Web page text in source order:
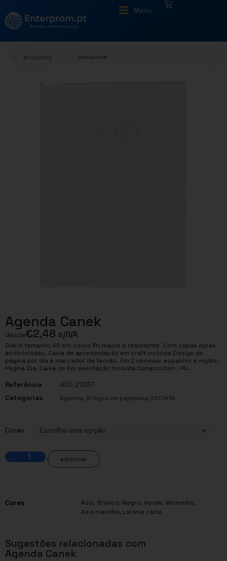
Menu
produtos
Agenda Canek
desde€2,48 s/IVA
Diário tamanho A5 em couro PU macio e resistente. Com capas duras
acolchoadas. Caixa de apresentação em kraft incluída.Design de
página por dia e marcador de tecido. Em 2 idiomas: espanhol e inglês.
Página Dia. Caixa de Apresentação Incluída Composition : PU.
Referência
450.21287
Categorias
Agenda,Artigos de papelaria, ESCRITA
Cores
adicionar
Cores Azul, Branco, Negro, Verde, Vermelho,
Azul marinho, Laranja / azul
Sugestões relacionadas com
Agenda Canek